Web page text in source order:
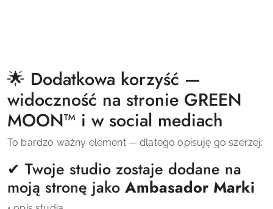
🌟 Dodatkowa korzyść —
widoczność na stronie GREEN
MOON™ i w social mediach
To bardzo ważny element — dlatego opisuję go szerzej:
✔ Twoje studio zostaje dodane na
moją stronę jako Ambasador Marki